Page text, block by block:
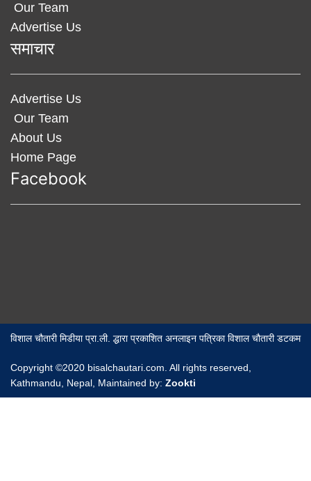
Our Team
Advertise Us
समाचार
Advertise Us
Our Team
About Us
Home Page
Facebook
विशाल चौतारी मिडीया प्रा.ली. द्धारा प्रकाशित अनलाइन पत्रिका विशाल चौतारी डटकम
Copyright ©2020 bisalchautari.com. All rights reserved,
Kathmandu, Nepal, Maintained by: Zookti